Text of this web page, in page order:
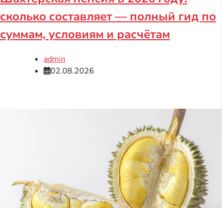
сколько составляет — полный гид по
суммам, условиям и расчётам
admin
02.08.2026